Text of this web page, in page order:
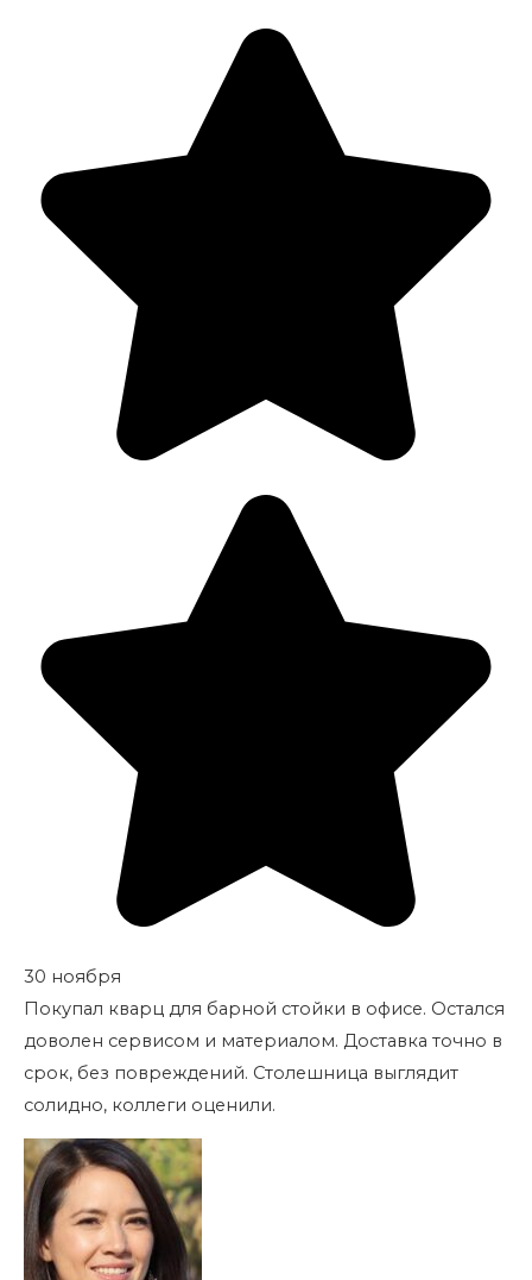
30 ноября
Покупал кварц для барной стойки в офисе. Остался
доволен сервисом и материалом. Доставка точно в
срок, без повреждений. Столешница выглядит
солидно, коллеги оценили.